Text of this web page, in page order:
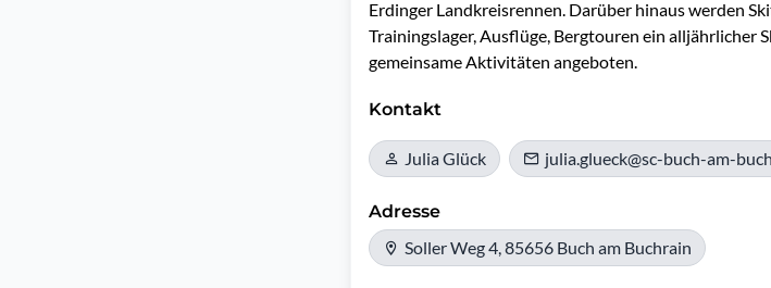
Erdinger Landkreisrennen. Darüber hinaus werden
Trainingslager, Ausflüge, Bergtouren ein alljährlicher
gemeinsame Aktivitäten angeboten.
Kontakt
Julia Glück julia.glueck@sc-buch-am-
Adresse
Soller Weg 4, 85656 Buch am Buchrain